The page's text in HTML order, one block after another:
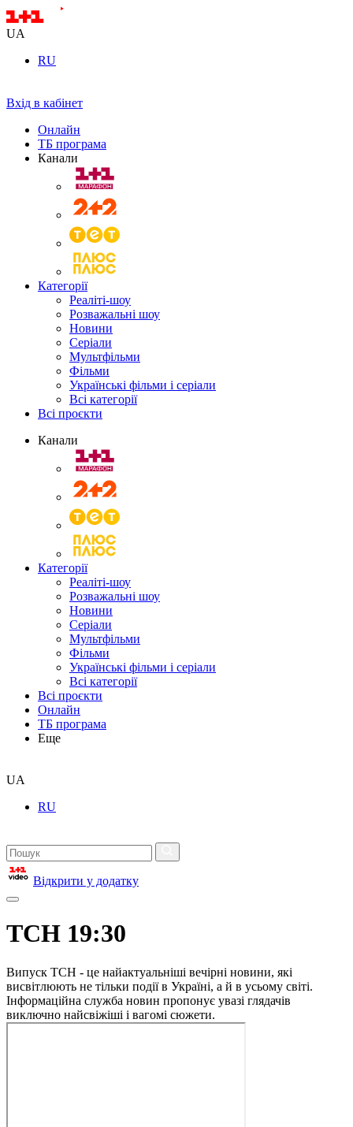
UA
RU
Вхід в кабінет
Онлайн
ТБ програма
Канали
Категорії
Реаліті-шоу
Розважальні шоу
Новини
Серіали
Мультфільми
Фільми
Українські фільми і серіали
Всі категорії
Всі проєкти
Канали
Категорії
Реаліті-шоу
Розважальні шоу
Новини
Серіали
Мультфільми
Фільми
Українські фільми і серіали
Всі категорії
Всі проєкти
Онлайн
ТБ програма
Еще
UA
RU
Відкрити у додатку
ТСН 19:30
Випуск ТСН - це найактуальніші вечірні новини, які
висвітлюють не тільки події в Україні, а й в усьому світі.
Інформаційна служба новин пропонує увазі глядачів
виключно найсвіжіші і вагомі сюжети.